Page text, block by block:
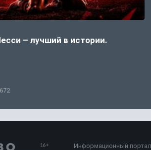
– лучший в истории.
672
Информационный